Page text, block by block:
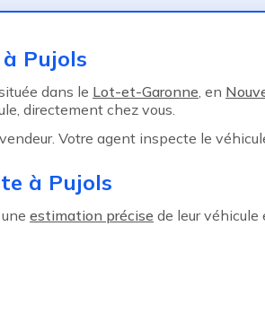
Pujols
dans le Lot-et-Garonne, en
directement chez vous.
Votre agent inspecte le
à Pujols
estimation précise de leur véhicule